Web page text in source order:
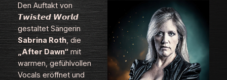
Den Auftakt von
𝙏𝙬𝙞𝙨𝙩𝙚𝙙 𝙒𝙤𝙧𝙡𝙙
gestaltet Sängerin
Sabrina Roth, die
„After Dawn“mit
warmen, gefühlvollen
Vocals eröffnet und